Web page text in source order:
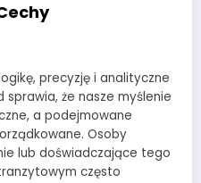
precyzję i analityczne
sprawia, że nasze myślenie
a podejmowane
Osoby
lub doświadczające tego
często